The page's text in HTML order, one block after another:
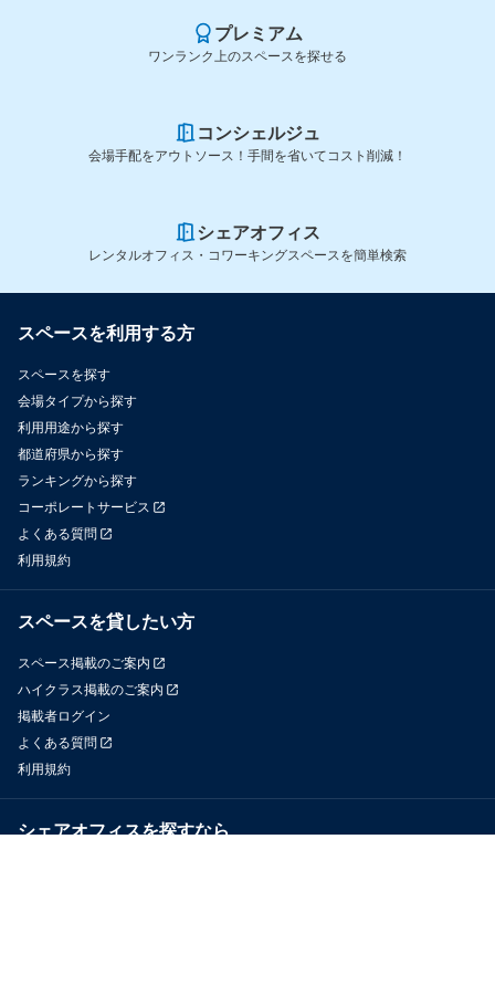
プレミアム
ワンランク上のスペースを探せる
コンシェルジュ
会場手配をアウトソース！手間を省いてコスト削減！
シェアオフィス
レンタルオフィス・コワーキングスペースを簡単検索
スペースを利用する方
スペースを探す
会場タイプから探す
利用用途から探す
都道府県から探す
ランキングから探す
コーポレートサービス
よくある質問
利用規約
スペースを貸したい方
スペース掲載のご案内
ハイクラス掲載のご案内
掲載者ログイン
よくある質問
利用規約
シェアオフィスを探すなら